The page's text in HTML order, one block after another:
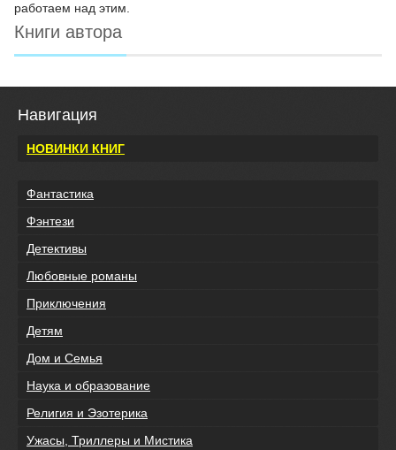
работаем над этим.
Книги автора
Навигация
НОВИНКИ КНИГ
Фантастика
Фэнтези
Детективы
Любовные романы
Приключения
Детям
Дом и Семья
Наука и образование
Религия и Эзотерика
Ужасы, Триллеры и Мистика